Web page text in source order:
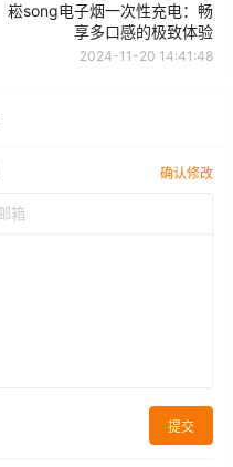
崧song电子烟一次性充电：畅
享多口感的极致体验
2024-11-20 14:41:48
确认修改
提交